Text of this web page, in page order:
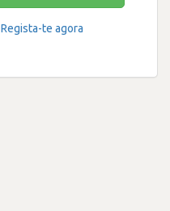
Regista-te agora